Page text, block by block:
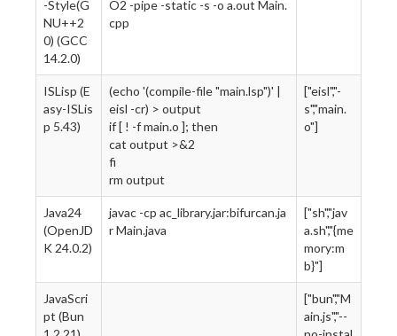
-Style(G
NU++2
0) (GCC
14.2.0)
O2 -pipe -static -s -o a.out Main.
cpp
ISLisp (E
asy-ISLis
p 5.43)
(echo '(compile-file "main.lsp")' |
eisl -cr) > output
if [ ! -f main.o ]; then
cat output >&2
fi
rm output
["eisl","-
s","main.
o"]
Java24
(OpenJD
K 24.0.2)
javac -cp ac_library.jar:bifurcan.ja
r Main.java
["sh","jav
a.sh","{me
mory:m
b}"]
JavaScri
pt (Bun
["bun","M
ain.js","--